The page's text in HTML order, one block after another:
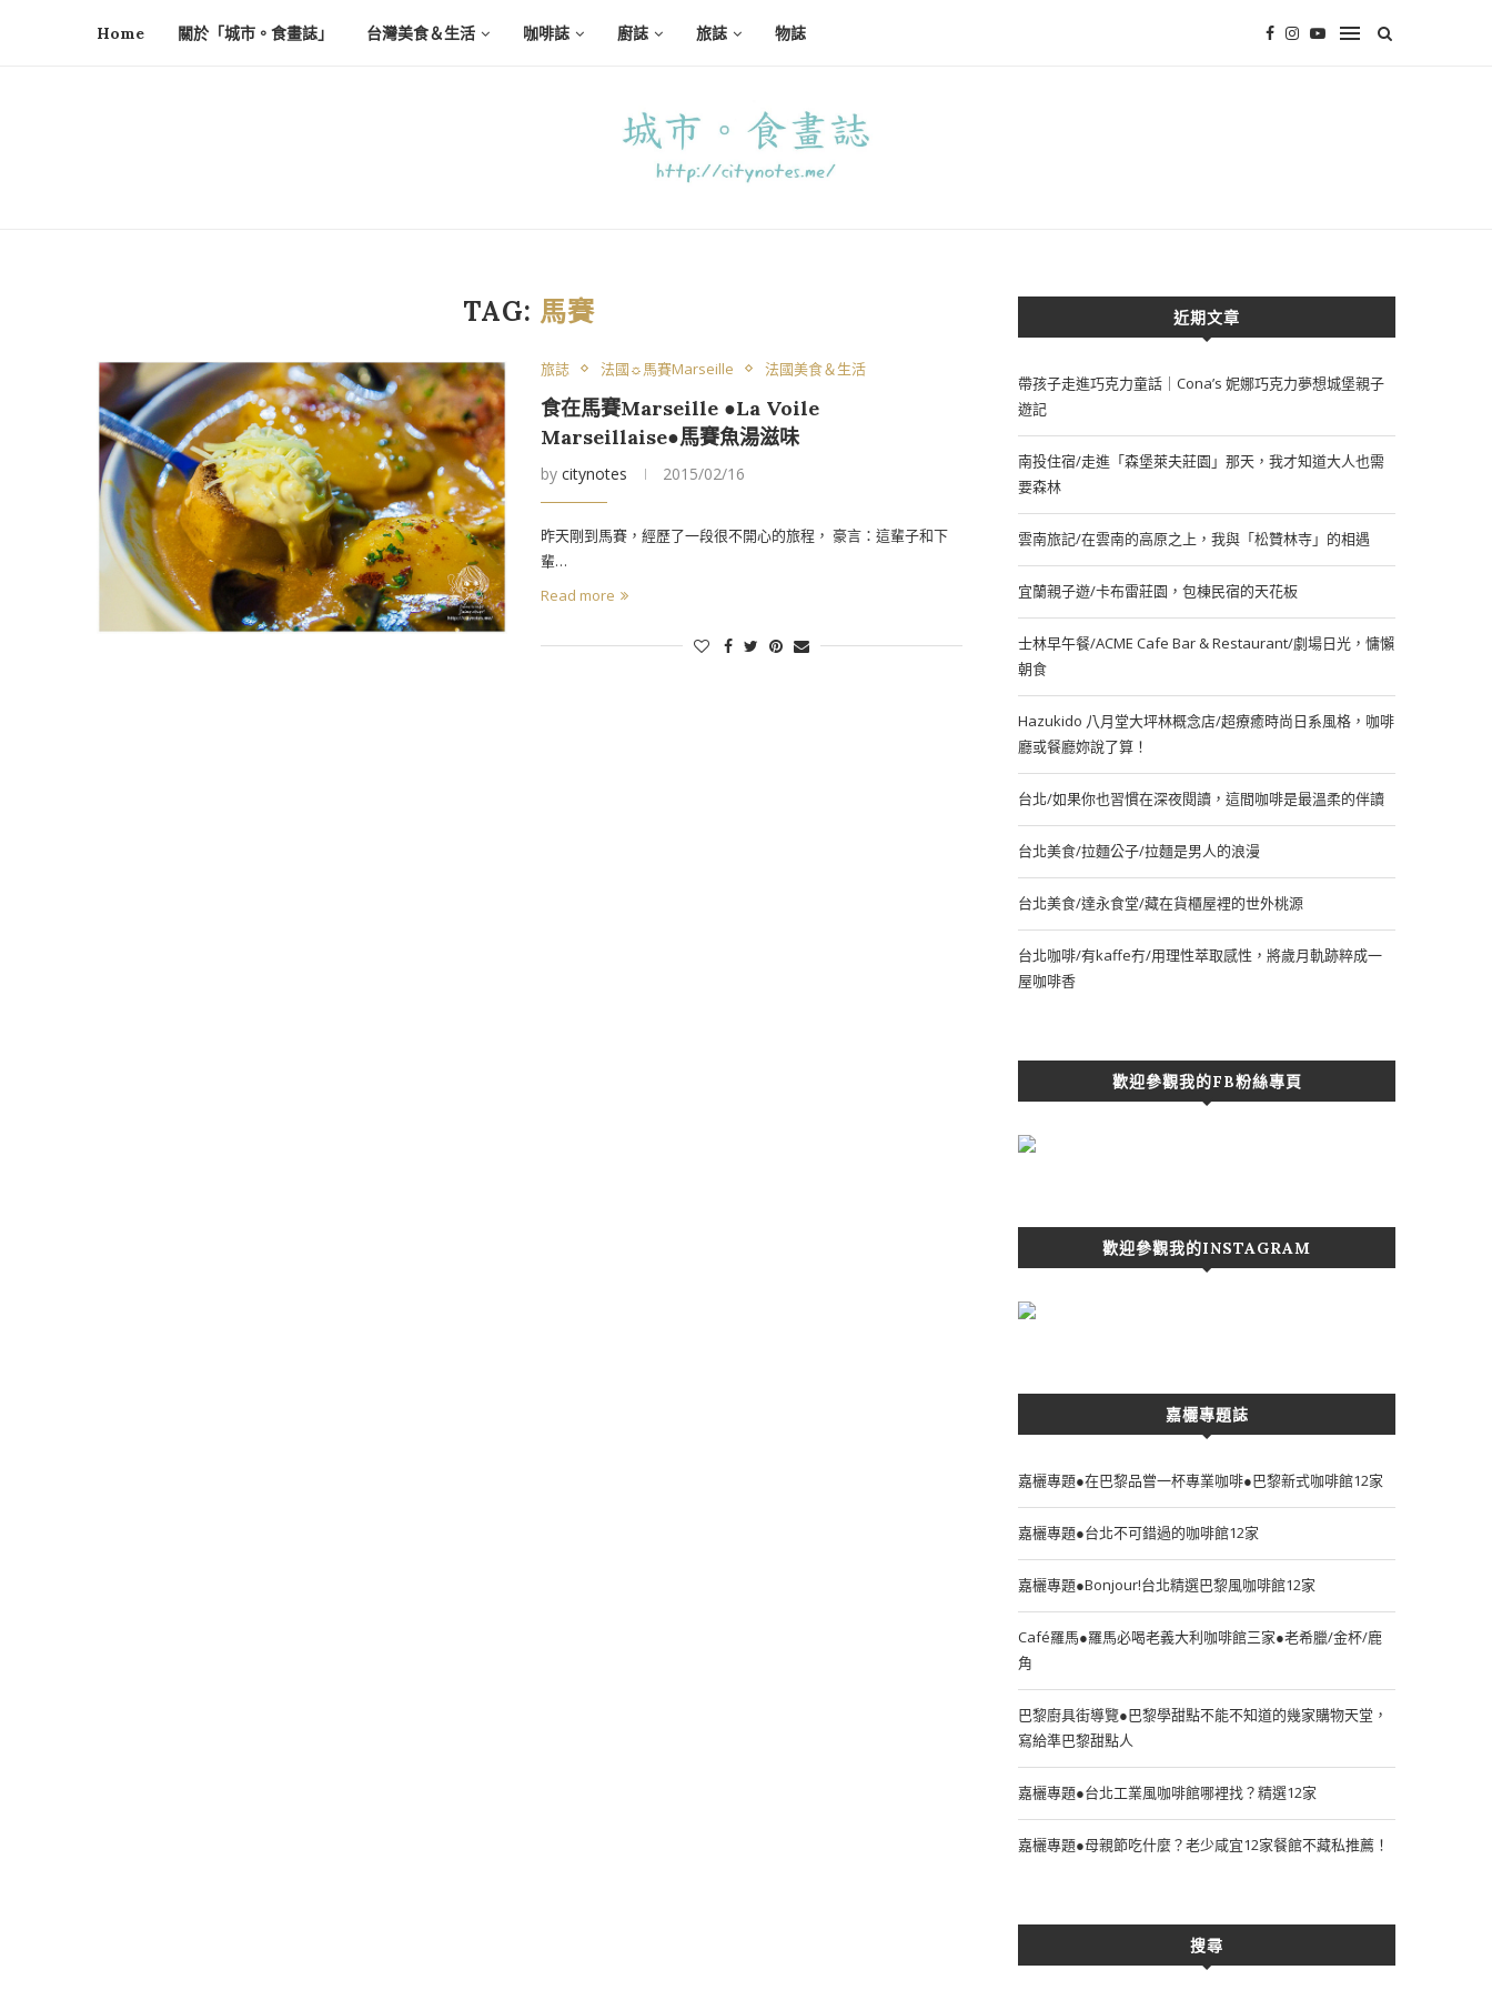
Home 關於「城市。食畫誌」 台灣美食＆生活 咖啡誌 廚誌 旅誌 物誌
TAG: 馬賽
旅誌 法國☼馬賽Marseille 法國美食＆生活
食在馬賽Marseille ●La Voile
Marseillaise●馬賽魚湯滋味
by citynotes 2015/02/16
昨天剛到馬賽，經歷了一段很不開心的旅程， 豪言：這輩子和下
輩…
Read more
近期文章
帶孩子走進巧克力童話｜Cona’s 妮娜巧克力夢想城堡親子
遊記
南投住宿/走進「森堡萊夫莊園」那天，我才知道大人也需
要森林
雲南旅記/在雲南的高原之上，我與「松贊林寺」的相遇
宜蘭親子遊/卡布雷莊園，包棟民宿的天花板
士林早午餐/ACME Cafe Bar & Restaurant/劇場日光，慵懶
朝食
Hazukido 八月堂大坪林概念店/超療癒時尚日系風格，咖啡
廳或餐廳妳說了算！
台北/如果你也習慣在深夜閱讀，這間咖啡是最溫柔的伴讀
台北美食/拉麵公子/拉麵是男人的浪漫
台北美食/達永食堂/藏在貨櫃屋裡的世外桃源
台北咖啡/有kaffe冇/用理性萃取感性，將歲月軌跡粹成一
屋咖啡香
歡迎參觀我的FB粉絲專頁
歡迎參觀我的INSTAGRAM
嘉欐專題誌
嘉欐專題●在巴黎品嘗一杯專業咖啡●巴黎新式咖啡館12家
嘉欐專題●台北不可錯過的咖啡館12家
嘉欐專題●Bonjour!台北精選巴黎風咖啡館12家
Café羅馬●羅馬必喝老義大利咖啡館三家●老希臘/金杯/鹿
角
巴黎廚具街導覽●巴黎學甜點不能不知道的幾家購物天堂，
寫給準巴黎甜點人
嘉欐專題●台北工業風咖啡館哪裡找？精選12家
嘉欐專題●母親節吃什麼？老少咸宜12家餐館不藏私推薦！
搜尋